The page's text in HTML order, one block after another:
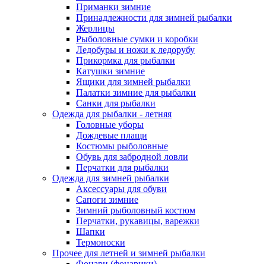
Приманки зимние
Принадлежности для зимней рыбалки
Жерлицы
Рыболовные сумки и коробки
Ледобуры и ножи к ледорубу
Прикормка для рыбалки
Катушки зимние
Ящики для зимней рыбалки
Палатки зимние для рыбалки
Санки для рыбалки
Одежда для рыбалки - летняя
Головные уборы
Дождевые плащи
Костюмы рыболовные
Обувь для забродной ловли
Перчатки для рыбалки
Одежда для зимней рыбалки
Аксессуары для обуви
Сапоги зимние
Зимний рыболовный костюм
Перчатки, рукавицы, варежки
Шапки
Термоноски
Прочее для летней и зимней рыбалки